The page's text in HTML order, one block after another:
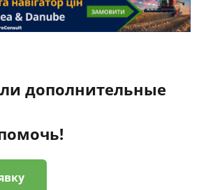
дополнительные